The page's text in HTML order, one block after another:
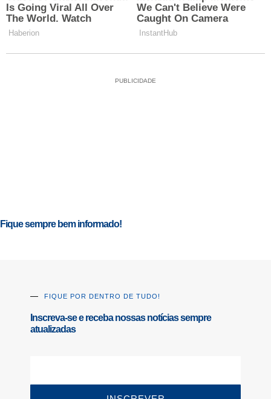
PUBLICIDADE
Fique sempre bem informado!
FIQUE POR DENTRO DE TUDO!
Inscreva-se e receba nossas notícias sempre
atualizadas